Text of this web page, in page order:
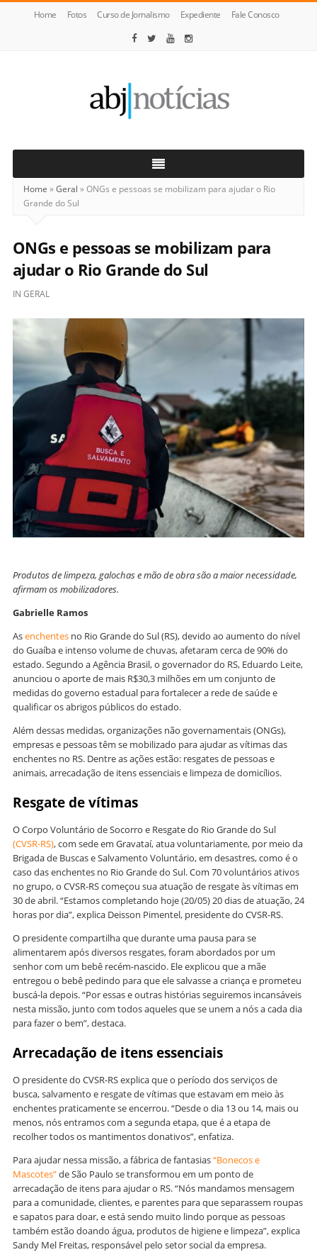
Home Fotos Curso de Jornalismo Expediente Fale Conosco
Notícias
Home »Geral »ONGs e pessoas se mobilizam para ajudar o Rio
Grande do Sul
ONGs e pessoas se mobilizam para
ajudar o Rio Grande do Sul
IN GERAL
Produtos de limpeza, galochas e mão de obra são a maior necessidade,
afirmam os mobilizadores.
Gabrielle Ramos
Asenchentes no Rio Grande do Sul (RS), devido ao aumento do nível
do Guaíba e intenso volume de chuvas, afetaram cerca de 90% do
estado. Segundo a Agência Brasil, o governador do RS, Eduardo Leite,
anunciou o aporte de mais R$30,3 milhões em um conjunto de
medidas do governo estadual para fortalecer a rede de saúde e
qualificar os abrigos públicos do estado.
Além dessas medidas, organizações não governamentais (ONGs),
empresas e pessoas têm se mobilizado para ajudar as vítimas das
enchentes no RS. Dentre as ações estão: resgates de pessoas e
animais, arrecadação de itens essenciais e limpeza de domicílios.
Resgate de vítimas
O Corpo Voluntário de Socorro e Resgate do Rio Grande do Sul
(CVSR-RS), com sede em Gravataí, atua voluntariamente, por meio da
Brigada de Buscas e Salvamento Voluntário, em desastres, como é o
caso das enchentes no Rio Grande do Sul. Com 70 voluntários ativos
no grupo, o CVSR-RS começou sua atuação de resgate às vítimas em
30 de abril. “Estamos completando hoje (20/05) 20 dias de atuação, 24
horas por dia”, explica Deisson Pimentel, presidente do CVSR-RS.
O presidente compartilha que durante uma pausa para se
alimentarem após diversos resgates, foram abordados por um
senhor com um bebê recém-nascido. Ele explicou que a mãe
entregou o bebê pedindo para que ele salvasse a criança e prometeu
buscá-la depois. “Por essas e outras histórias seguiremos incansáveis
nesta missão, junto com todos aqueles que se unem a nós a cada dia
para fazer o bem”, destaca.
Arrecadação de itens essenciais
O presidente do CVSR-RS explica que o período dos serviços de
busca, salvamento e resgate de vítimas que estavam em meio às
enchentes praticamente se encerrou. “Desde o dia 13 ou 14, mais ou
menos, nós entramos com a segunda etapa, que é a etapa de
recolher todos os mantimentos donativos”, enfatiza.
Para ajudar nessa missão, a fábrica de fantasias“Bonecos e
Mascotes”de São Paulo se transformou em um ponto de
arrecadação de itens para ajudar o RS. “Nós mandamos mensagem
para a comunidade, clientes, e parentes para que separassem roupas
e sapatos para doar, e está sendo muito lindo porque as pessoas
também estão doando água, produtos de higiene e limpeza”, explica
Sandy Mel Freitas, responsável pelo setor social da empresa.